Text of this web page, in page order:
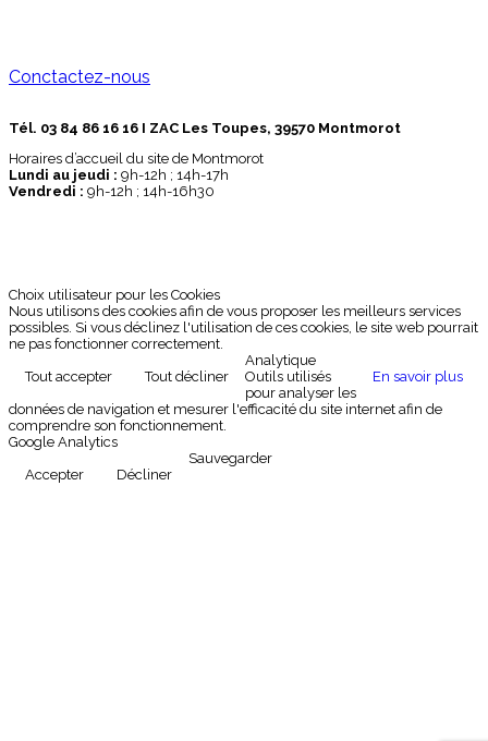
Conctactez-nous
Tél. 03 84 86 16 16 I ZAC Les Toupes, 39570 Montmorot
Horaires d’accueil du site de Montmorot
Lundi au jeudi : 9h-12h ; 14h-17h
Vendredi : 9h-12h ; 14h-16h30
Choix utilisateur pour les Cookies
Nous utilisons des cookies afin de vous proposer les meilleurs services
possibles. Si vous déclinez l'utilisation de ces cookies, le site web pourrait
ne pas fonctionner correctement.
Tout accepter
Tout décliner En savoir plus
Analytique
Outils utilisés
pour analyser les
données de navigation et mesurer l'efficacité du site internet afin de
comprendre son fonctionnement.
Google Analytics
Accepter
Décliner
Sauvegarder